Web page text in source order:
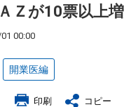
Ｚが10票以上
00:00
開業医編
印刷 コピー